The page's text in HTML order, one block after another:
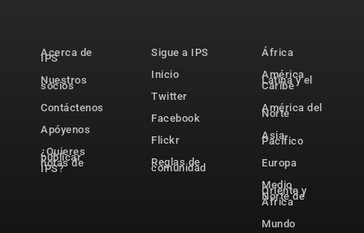
Acerca de
IPS
Nuestros
socios
Contáctenos
Apóyenos
¿Quieres
publicar
notas de
IPS?
Sigue a IPS
Inicio
Twitter
Facebook
Flickr
Reglas de
comunidad
África
América
Latina y el
Caribe
América del
Norte
Asia-
Pacífico
Europa
Medio
Oriente y
Norte de
África
Mundo